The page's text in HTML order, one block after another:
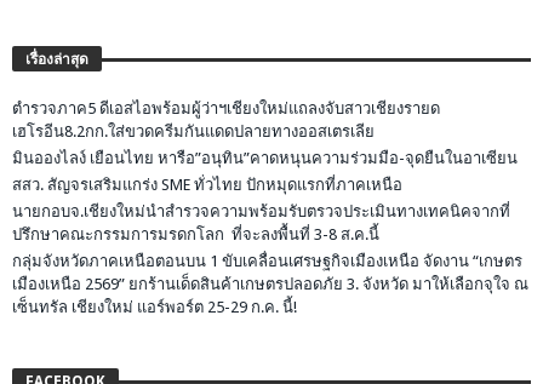
เรื่องล่าสุด
ตำรวจภาค5 ดีเอสไอพร้อมผู้ว่าฯเชียงใหม่แถลงจับสาวเชียงรายด
เฮโรอีน8.2กก.ใส่ขวดครีมกันแดดปลายทางออสเตรเลีย
มินอองไลง์ เยือนไทย หารือ”อนุทิน”คาดหนุนความร่วมมือ-จุดยืนในอาเซียน
สสว. สัญจรเสริมแกร่ง SME ทั่วไทย ปักหมุดแรกที่ภาคเหนือ
นายกอบจ.เชียงใหม่นำสำรวจความพร้อมรับตรวจประเมินทางเทคนิคจากที่
ปรึกษาคณะกรรมการมรดกโลก ที่จะลงพื้นที่ 3-8 ส.ค.นี้
กลุ่มจังหวัดภาคเหนือตอนบน 1 ขับเคลื่อนเศรษฐกิจเมืองเหนือ จัดงาน “เกษตร
เมืองเหนือ 2569” ยกร้านเด็ดสินค้าเกษตรปลอดภัย 3. จังหวัด มาให้เลือกจุใจ ณ
เซ็นทรัล เชียงใหม่ แอร์พอร์ต 25-29 ก.ค. นี้!